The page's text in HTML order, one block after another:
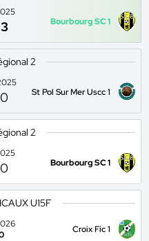
3 Bourbourg SC 1
2
0 St Pol Sur Mer Uscc 1
2
0 Bourbourg SC 1
U15F
Croix Fic 1